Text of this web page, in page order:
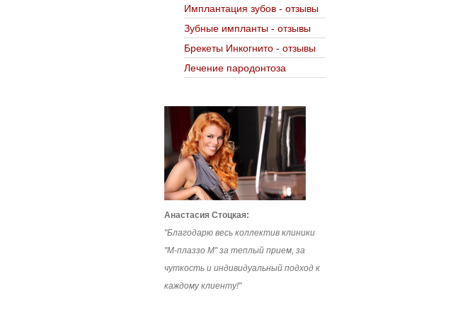
Имплантация зубов - отзывы
Зубные импланты - отзывы
Брекеты Инкогнито - отзывы
Лечение пародонтоза
Анастасия Стоцкая:
"Благодарю весь коллектив клиники
"М-плаззо М" за теплый прием, за
чуткость и индивидуальный подход к
каждому клиенту!"